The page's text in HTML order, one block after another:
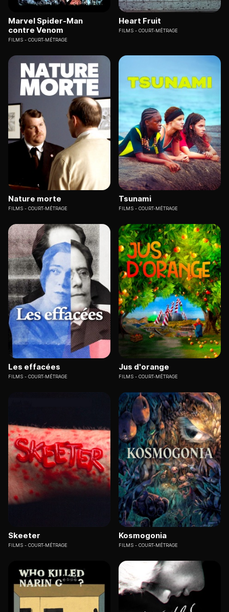
Marvel Spider-Man
contre Venom
FILMS COURT-MÉTRAGE
Heart Fruit
FILMS COURT-MÉTRAGE
Nature morte
FILMS COURT-MÉTRAGE
Tsunami
FILMS COURT-MÉTRAGE
Les effacées
FILMS COURT-MÉTRAGE
Jus d'orange
FILMS COURT-MÉTRAGE
Skeeter
FILMS COURT-MÉTRAGE
Kosmogonia
FILMS COURT-MÉTRAGE